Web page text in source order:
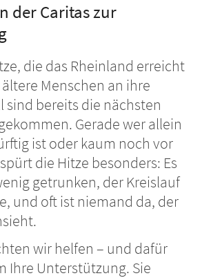
der Caritas zur
die das Rheinland erreicht
Menschen an ihre
sind bereits die nächsten
Gerade wer allein
ist oder kaum noch vor
die Hitze besonders: Es
getrunken, der Kreislauf
und oft ist niemand da, der
wir helfen – und dafür
Ihre Unterstützung. Sie